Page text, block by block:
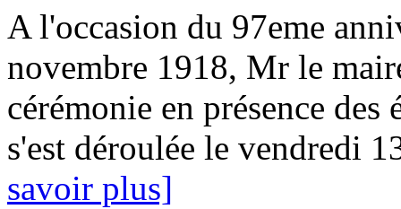
A l'occasion du 97eme
novembre 1918, Mr le
cérémonie en présence
s'est déroulée le vendredi
savoir plus]